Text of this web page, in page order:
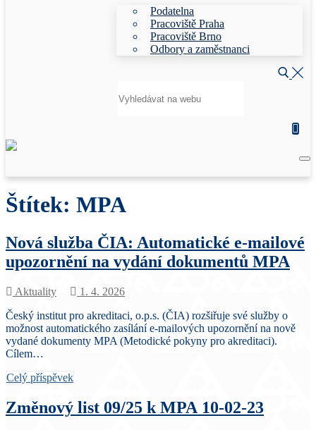
Podatelna
Pracoviště Praha
Pracoviště Brno
Odbory a zaměstnanci
Štítek: MPA
Nová služba ČIA: Automatické e-mailové
upozornění na vydání dokumentů MPA
Aktuality
1. 4. 2026
Český institut pro akreditaci, o.p.s. (ČIA) rozšiřuje své služby o
možnost automatického zasílání e-mailových upozornění na nově
vydané dokumenty MPA (Metodické pokyny pro akreditaci).
Cílem…
Celý příspěvek
Změnový list 09/25 k MPA 10-02-23